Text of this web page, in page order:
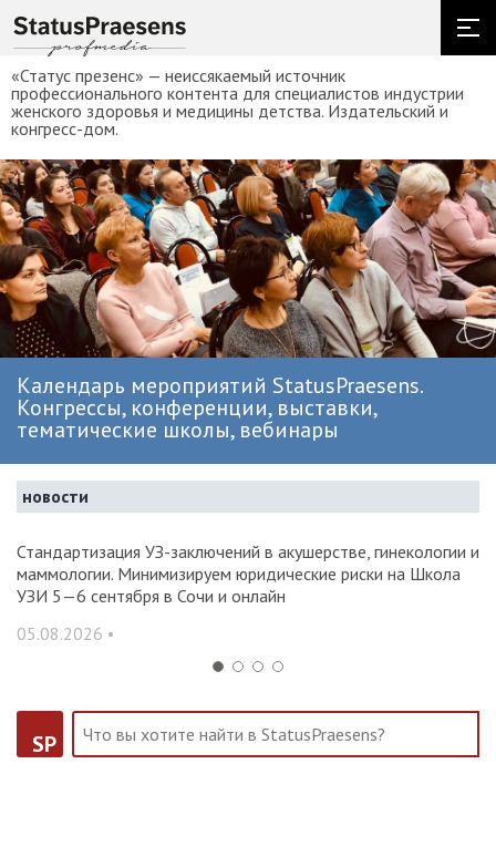
«Статус презенс» — неиссякаемый источник
профессионального контента для специалистов индустрии
женского здоровья и медицины детства. Издательский и
конгресс-дом.
Календарь мероприятий StatusPraesens.
Конгрессы, конференции, выставки,
тематические школы, вебинары
новости
Стандартизация УЗ-заключений в акушерстве, гинекологии и
маммологии. Минимизируем юридические риски на Школа
УЗИ 5—6 сентября в Сочи и онлайн
05.08.2026 •
SP